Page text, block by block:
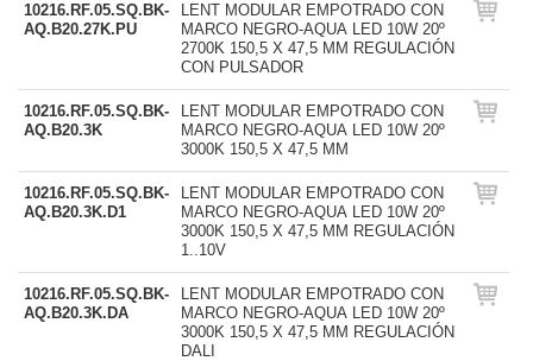
10216.RF.05.SQ.BK-
AQ.B20.27K.PU
LENT MODULAR EMPOTRADO CON
MARCO NEGRO-AQUA LED 10W 20º
2700K 150,5 X 47,5 MM REGULACIÓN
CON PULSADOR
10216.RF.05.SQ.BK-
AQ.B20.3K
LENT MODULAR EMPOTRADO CON
MARCO NEGRO-AQUA LED 10W 20º
3000K 150,5 X 47,5 MM
10216.RF.05.SQ.BK-
AQ.B20.3K.D1
LENT MODULAR EMPOTRADO CON
MARCO NEGRO-AQUA LED 10W 20º
3000K 150,5 X 47,5 MM REGULACIÓN
1..10V
10216.RF.05.SQ.BK-
AQ.B20.3K.DA
LENT MODULAR EMPOTRADO CON
MARCO NEGRO-AQUA LED 10W 20º
3000K 150,5 X 47,5 MM REGULACIÓN
DALI